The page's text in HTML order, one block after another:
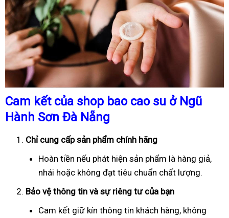
Cam kết của shop bao cao su ở Ngũ
Hành Sơn Đà Nẵng
Chỉ cung cấp sản phẩm chính hãng
Hoàn tiền nếu phát hiện sản phẩm là hàng giả,
nhái hoặc không đạt tiêu chuẩn chất lượng.
Bảo vệ thông tin và sự riêng tư của bạn
Cam kết giữ kín thông tin khách hàng, không